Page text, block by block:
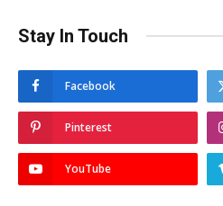
Stay In Touch
Facebook
Pinterest
YouTube